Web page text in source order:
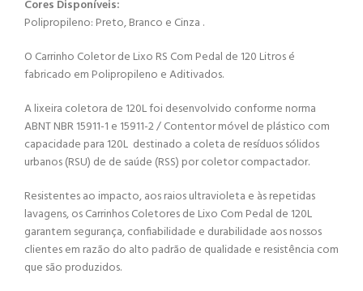
Cores Disponíveis:
Polipropileno: Preto, Branco e Cinza .
O Carrinho Coletor de Lixo RS Com Pedal de 120 Litros é
fabricado em Polipropileno e Aditivados.
A lixeira coletora de 120L foi desenvolvido conforme norma
ABNT NBR 15911-1 e 15911-2 / Contentor móvel de plástico com
capacidade para 120L destinado a coleta de resíduos sólidos
urbanos (RSU) de de saúde (RSS) por coletor compactador.
Resistentes ao impacto, aos raios ultravioleta e às repetidas
lavagens, os Carrinhos Coletores de Lixo Com Pedal de 120L
garantem segurança, confiabilidade e durabilidade aos nossos
clientes em razão do alto padrão de qualidade e resistência com
que são produzidos.